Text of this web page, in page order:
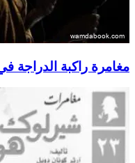
مغامرة راكبة الدراجة